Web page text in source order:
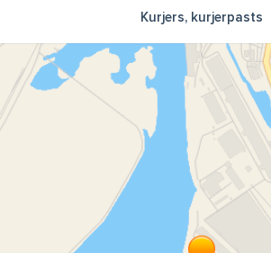
Kurjers, kurjerpasts